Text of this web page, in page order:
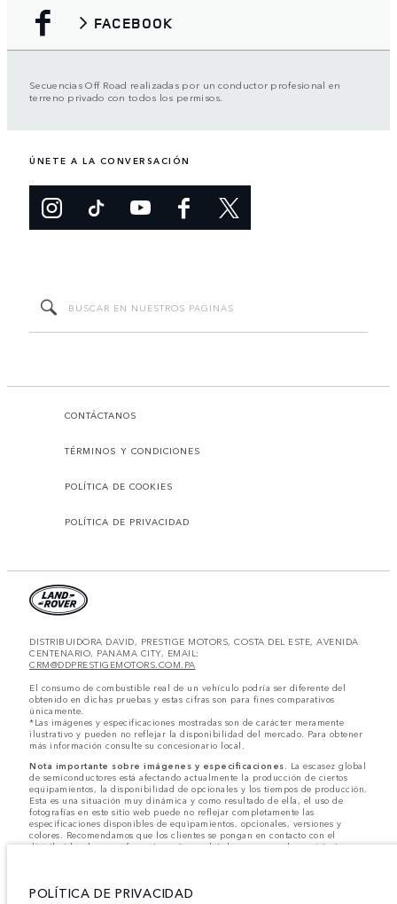
FACEBOOK
Secuencias Off Road realizadas por un conductor profesional en
terreno privado con todos los permisos.
ÚNETE A LA CONVERSACIÓN
CONTÁCTANOS
TÉRMINOS Y CONDICIONES
POLÍTICA DE COOKIES
POLÍTICA DE PRIVACIDAD
DISTRIBUIDORA DAVID, PRESTIGE MOTORS, COSTA DEL ESTE, AVENIDA
CENTENARIO, PANAMA CITY, EMAIL:
CRM@DDPRESTIGEMOTORS.COM.PA
El consumo de combustible real de un vehículo podría ser diferente del
obtenido en dichas pruebas y estas cifras son para fines comparativos
únicamente.
*Las imágenes y especificaciones mostradas son de carácter meramente
ilustrativo y pueden no reflejar la disponibilidad del mercado. Para obtener
más información consulte su concesionario local.
Nota importante sobre imágenes y especificaciones.
La escasez global
de semiconductores está afectando actualmente la producción de ciertos
equipamientos, la disponibilidad de opcionales y los tiempos de producción.
Esta es una situación muy dinámica y como resultado de ella, el uso de
fotografías en este sitio web puede no reflejar completamente las
especificaciones disponibles de equipamientos, opcionales, versiones y
colores. Recomendamos que los clientes se pongan en contacto con el
distribuidor de su preferencia, quien podrá dar a conocer las restricciones
Jaguar Land Rover Limited busca constantemente nuevas formas de mejorar
POLÍTICA DE PRIVACIDAD